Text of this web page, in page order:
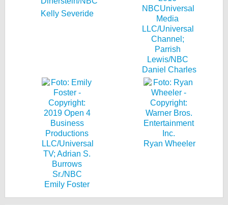
Kelly Severide
Daniel Charles
Emily Foster
Ryan Wheeler